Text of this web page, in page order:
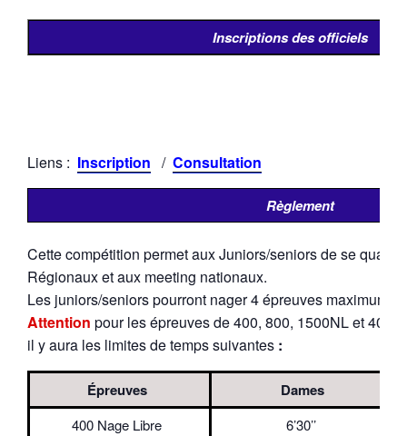
Inscriptions des officiels
Liens : Inscription / Consultation
Règlement
Cette compétition permet aux Juniors/seniors de se
Régionaux et aux meeting nationaux.
Les juniors/seniors pourront nager 4 épreuves maximum
Attention pour les épreuves de 400, 800, 1500NL et 400
il y aura les limites de temps suivantes :
Épreuves Dames
400 Nage Libre
6’30’’